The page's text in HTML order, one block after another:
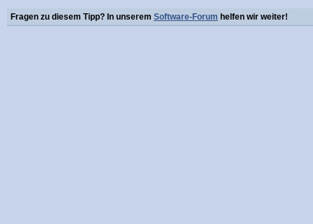
Fragen zu diesem Tipp? In unserem Software-Forum helfen wir weiter!